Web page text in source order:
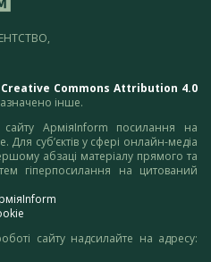
Creative Commons Attribution 4.0
інше.
АрміяInform посилання на
Для суб’єктів у сфері онлайн-медіа
абзаці матеріалу прямого та
гіперпосилання на цитований
сайту надсилайте на адресу: